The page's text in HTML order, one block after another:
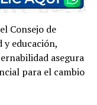
Consejo de
educación,
asegura
para el cambio